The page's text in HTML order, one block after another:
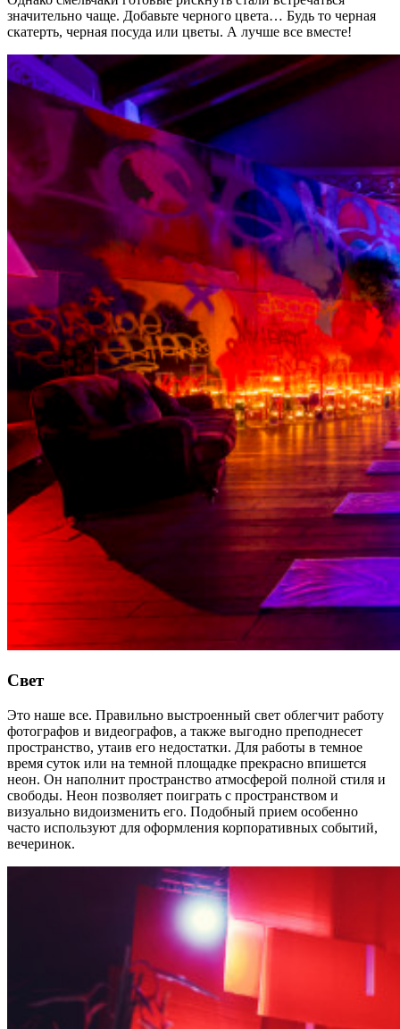
значительно чаще. Добавьте черного цвета… Будь то черная
скатерть, черная посуда или цветы. А лучше все вместе!
Свет
Это наше все. Правильно выстроенный свет облегчит работу
фотографов и видеографов, а также выгодно преподнесет
пространство, утаив его недостатки. Для работы в темное
время суток или на темной площадке прекрасно впишется
неон. Он наполнит пространство атмосферой полной стиля и
свободы. Неон позволяет поиграть с пространством и
визуально видоизменить его. Подобный прием особенно
часто используют для оформления корпоративных событий,
вечеринок.